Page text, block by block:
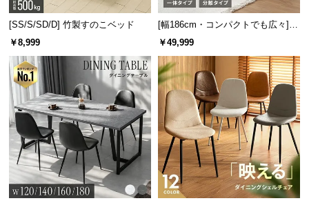
情
報
[SS/S/SD/D] 竹製すのこベッド
￥8,999
[幅186cm・コンパクトでも広々] 3
人掛けソファベッド リクライニン
￥49,999